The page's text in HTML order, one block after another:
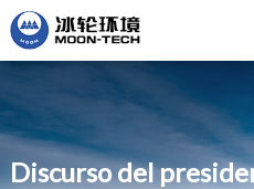
Discurso del